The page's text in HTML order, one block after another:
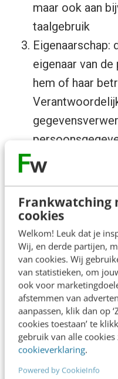
Frankwatching
cookies
Welkom! Leuk dat je
Wij, en derde partijen,
van cookies. Wij
van statistieken, om
ook voor
afstemmen van
aanpassen, klik dan op
cookies toestaan’ te
gebruik van alle cookies
cookieverklaring.
Powered by CookieInfo
maar ook aan
taalgebruik
Eigenaarschap:
eigenaar van
hem of haar
ook
maken
Privacy by
producten en
de ontwikkeling
verzameling,
van gegevens
doel waarvoor
verwerkt
Privacy by
technische en
maatregelen